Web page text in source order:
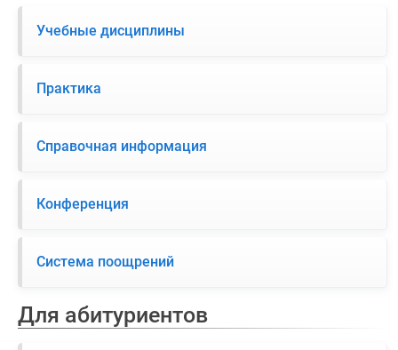
Учебные дисциплины
Практика
Справочная информация
Конференция
Система поощрений
Для абитуриентов